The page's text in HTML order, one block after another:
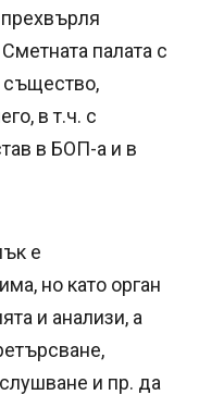
палата с
същество,
в т.ч. с
в БОП-а и в
е
но като орган
и анализи, а
и пр. да